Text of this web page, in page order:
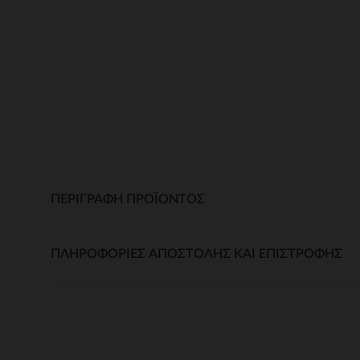
ΠΕΡΙΓΡΑΦΉ ΠΡΟΪΌΝΤΟΣ
ΠΛΗΡΟΦΟΡΊΕΣ ΑΠΟΣΤΟΛΉΣ ΚΑΙ ΕΠΙΣΤΡΟΦΉΣ